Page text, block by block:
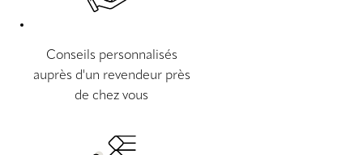
Conseils personnalisés
auprès d'un revendeur près
de chez vous